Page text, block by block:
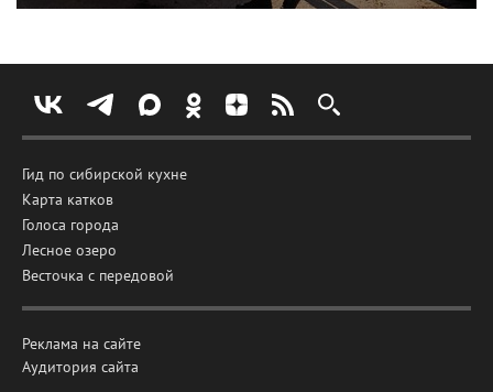
Гид по сибирской кухне
Карта катков
Голоса города
Лесное озеро
Весточка с передовой
Реклама на сайте
Аудитория сайта